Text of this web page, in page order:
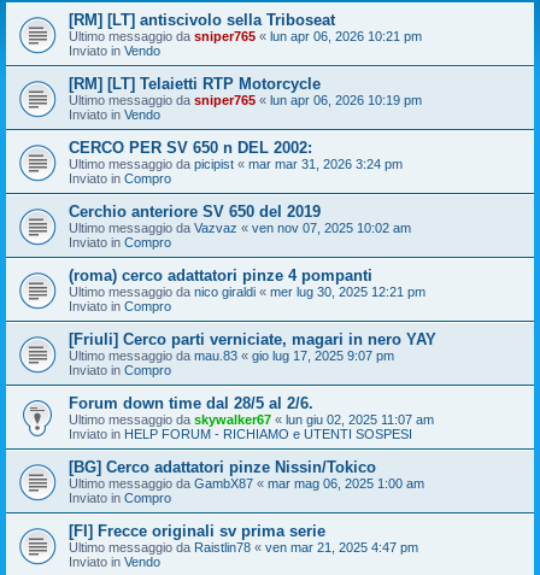
[RM] [LT] antiscivolo sella Triboseat
Ultimo messaggio da sniper765 « lun apr 06, 2026 10:21 pm
Inviato in Vendo
[RM] [LT] Telaietti RTP Motorcycle
Ultimo messaggio da sniper765 « lun apr 06, 2026 10:19 pm
Inviato in Vendo
CERCO PER SV 650 n DEL 2002:
Ultimo messaggio da picipist « mar mar 31, 2026 3:24 pm
Inviato in Compro
Cerchio anteriore SV 650 del 2019
Ultimo messaggio da Vazvaz « ven nov 07, 2025 10:02 am
Inviato in Compro
(roma) cerco adattatori pinze 4 pompanti
Ultimo messaggio da nico giraldi « mer lug 30, 2025 12:21 pm
Inviato in Compro
[Friuli] Cerco parti verniciate, magari in nero YAY
Ultimo messaggio da mau.83 « gio lug 17, 2025 9:07 pm
Inviato in Compro
Forum down time dal 28/5 al 2/6.
Ultimo messaggio da skywalker67 « lun giu 02, 2025 11:07 am
Inviato in HELP FORUM - RICHIAMO e UTENTI SOSPESI
[BG] Cerco adattatori pinze Nissin/Tokico
Ultimo messaggio da GambX87 « mar mag 06, 2025 1:00 am
Inviato in Compro
[FI] Frecce originali sv prima serie
Ultimo messaggio da Raistlin78 « ven mar 21, 2025 4:47 pm
Inviato in Vendo